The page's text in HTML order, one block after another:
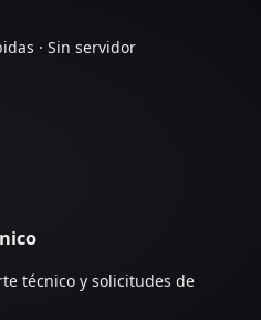
· Sin servidor
técnico y solicitudes de